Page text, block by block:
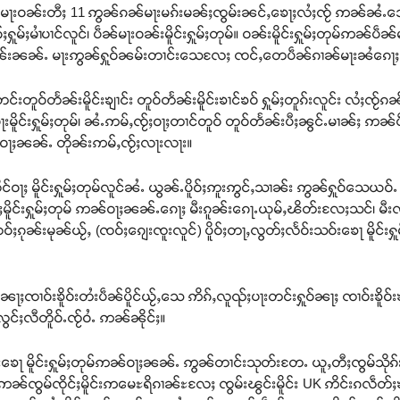
ဝၼ်းတီႈ 11 ဢွၼ်ၵၼ်မႃးမၵ်းမၼ်ႈၸွမ်းၼင်ႇၶေႃႈလႆႈၸႂ် ဢၼ်ၼႆႉ
မ်ႈမၢႆပၢင်လူင်၊ ပဵၼ်မႃးဝၼ်းမိူင်းႁူမ်ႈတုမ်။ ဝၼ်းမိူင်းႁူမ်ႈတုမ်ဢၼ်ပဵၼ်
ၼ်ႉ မႃးဢွၼ်ႁူဝ်ၼမ်းတၢင်းသေလႄႈ ၸင်ႇတေပဵၼ်ၵၢၼ်မႃးၼႆၵေႃႈ
တင်းတူဝ်တႅၼ်းမိူင်းၶျၢင်း တူဝ်တႅၼ်းမိူင်းၶၢင်ၶဝ် ႁူမ်ႈတူၵ်းလူင်း လႆႈ
မိူင်းႁူမ်ႈတုမ်၊ ၼႆႉဢမ်ႇၸႂ်ႈဝႃႈတၢင်တူဝ် တူဝ်တႅၼ်းပီႈၼွင်ႉမၢၼ်ႈ
ႈၼၼ်ႉ တိုၼ်းဢမ်ႇၸႂ်ႈလႃးလႃး။
ႃႈ မိူင်းႁူမ်ႈတုမ်လူင်ၼႆႉ ယွၼ်ႉပိူဝ်ႈဢူးဢွင်ႇသၢၼ်း ဢွၼ်ႁူဝ်သေယဝ်
မိူင်းႁူမ်ႈတုမ် ဢၼ်ဝႃႈၼၼ်ႉၵေႃႈ မီးၵူၼ်းၵေႃႉယုမ်ႇၽိတ်းလႄႈသင်၊
ၵုၼ်းမုၼ်ယႂ်ႇ (ၸဝ်ႈၵျေးၸူးလူင်) ပိူဝ်ႈတႃႇလွတ်ႈလႅဝ်းသဝ်းၶေႃ မိူင်
ဝ်ၼႃႈၸၢဝ်းၶိူဝ်းတႆးပဵၼ်ပိူင်ယႂ်ႇသေ ဢိၵ်ႇလူၺ်ႈပႃးတင်းႁူဝ်ၼႃႈ ၸၢဝ်းၶိူ
င်ႈလီတိူဝ်ႉၸႂ်ဝႆႉ ဢၼ်ၼိုင်ႈ။
ၶေႃ မိူင်းႁူမ်ႈတုမ်ဢၼ်ဝႃႈၼၼ်ႉ ဢွၼ်တၢင်းသုတ်းတႄႉ ယူႇတီႈၸွမ်သို
ဢၼ်ၸွမ်ၸိုင်ႈမိူင်းဢမေႊရိၵၢၼ်ႊလႄႈ ၸွမ်းၽွင်းမိူင်း UK ဢိင်းၵလဵတ်